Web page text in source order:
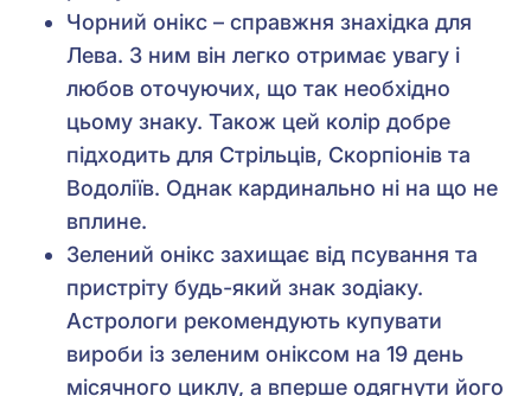
Чорний онікс – справжня знахідка для
Лева. З ним він легко отримає увагу і
любов оточуючих, що так необхідно
цьому знаку. Також цей колір добре
підходить для Стрільців, Скорпіонів та
Водоліїв. Однак кардинально ні на що не
вплине.
Зелений онікс захищає від псування та
пристріту будь-який знак зодіаку.
Астрологи рекомендують купувати
вироби із зеленим оніксом на 19 день
місячного циклу, а вперше одягнути його